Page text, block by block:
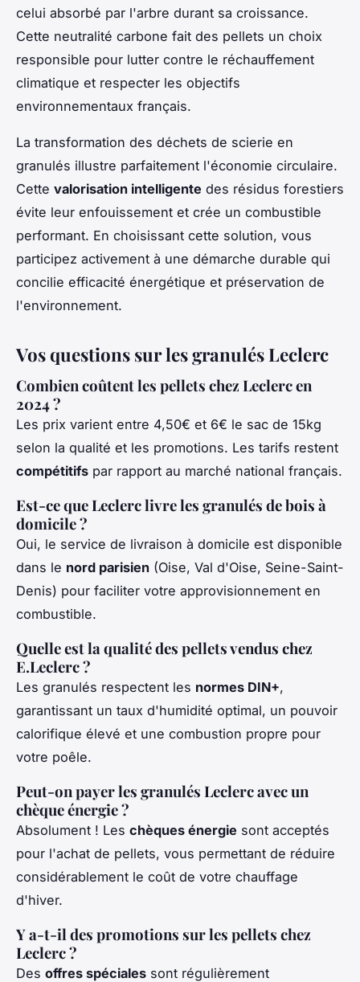
celui absorbé par l'arbre durant sa croissance.
Cette neutralité carbone fait des pellets un choix
responsible pour lutter contre le réchauffement
climatique et respecter les objectifs
environnementaux français.
La transformation des déchets de scierie en
granulés illustre parfaitement l'économie circulaire.
Cette valorisation intelligente des résidus forestiers
évite leur enfouissement et crée un combustible
performant. En choisissant cette solution, vous
participez activement à une démarche durable qui
concilie efficacité énergétique et préservation de
l'environnement.
Vos questions sur les granulés Leclerc
Combien coûtent les pellets chez Leclerc en
2024 ?
Les prix varient entre 4,50€ et 6€ le sac de 15kg
selon la qualité et les promotions. Les tarifs restent
compétitifs par rapport au marché national français.
Est-ce que Leclerc livre les granulés de bois à
domicile ?
Oui, le service de livraison à domicile est disponible
dans le nord parisien (Oise, Val d'Oise, Seine-Saint-
Denis) pour faciliter votre approvisionnement en
combustible.
Quelle est la qualité des pellets vendus chez
E.Leclerc ?
Les granulés respectent les normes DIN+,
garantissant un taux d'humidité optimal, un pouvoir
calorifique élevé et une combustion propre pour
votre poêle.
Peut-on payer les granulés Leclerc avec un
chèque énergie ?
Absolument ! Les chèques énergie sont acceptés
pour l'achat de pellets, vous permettant de réduire
considérablement le coût de votre chauffage
d'hiver.
Y a-t-il des promotions sur les pellets chez
Leclerc ?
Des offres spéciales sont régulièrement